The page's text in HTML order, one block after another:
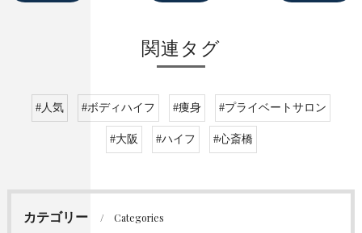
関連タグ
#人気 #ボディハイフ #痩身 #プライベートサロン
#大阪 #ハイフ #心斎橋
カテゴリー Categories